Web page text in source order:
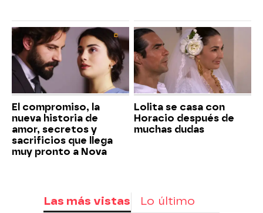
El compromiso, la
nueva historia de
amor, secretos y
sacrificios que llega
muy pronto a Nova
Lolita se casa con
Horacio después de
muchas dudas
Las más vistas Lo último